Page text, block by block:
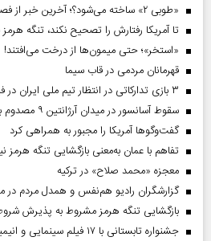
«طوبی ۲» ساخته می‌شود؟؛ آخرین خبر از فصل دوم سریال پربیننده تلویزیون
تا آمریکا رفتارش را تصحیح نکند، تنگه
«استخر»‌‌؛ حتی میمون‌ها از درخت می‌افتند!
قهرمانان مردمی در قاب سیما
۳ بازی تدارکاتی در انتظار تیم ملی ایران در فیفادی مهر
سقوط آسانسور در میدان آرژانتین ۹ مصدوم برجا گذاشت
گفت‌وگوها آمریکا را مجبور به همراهی کرد
تفاهم با عمان به‌معنی بازگشایی تنگه
معجزه «محمد صلاح» در ترکیه
گزارشگران رادیو هم‌نفس و همدل مردم
بازگشایی تنگه هرمز مشروط به پذیرش
جشنواره تابستانی با ۱۷ فیلم سینمایی و انیمیشن روی آنتن تلویزیون